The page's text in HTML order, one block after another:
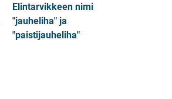
Elintarvikkeen nimi
"jauheliha" ja
"paistijauheliha"